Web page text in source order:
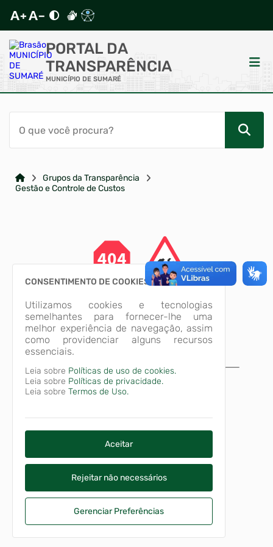
PORTAL DA
TRANSPARÊNCIA
MUNICÍPIO DE SUMARÉ
ACESSO RÁPIDO
Acessibilidade
CidadãoGrupos da Transparência
Gestão e Controle de Custos
A página não foi
encontrada!
Voltar para o início
CONSENTIMENTO DE COOKIES
Utilizamos cookies e tecnologias
semelhantes para fornecer-lhe uma
melhor experiência de navegação, assim
como providenciar alguns recursos
essenciais.
Leia sobre Políticas de uso de cookies.
Leia sobre Políticas de privacidade.
Leia sobre Termos de Uso.
Aceitar
Rejeitar não necessários
Gerenciar Preferências